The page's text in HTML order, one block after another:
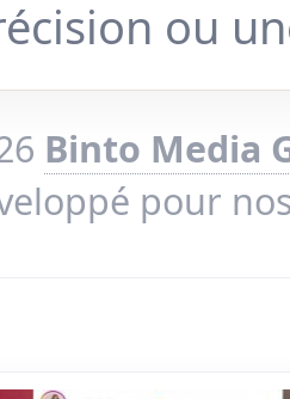
ou
Binto Media
pour